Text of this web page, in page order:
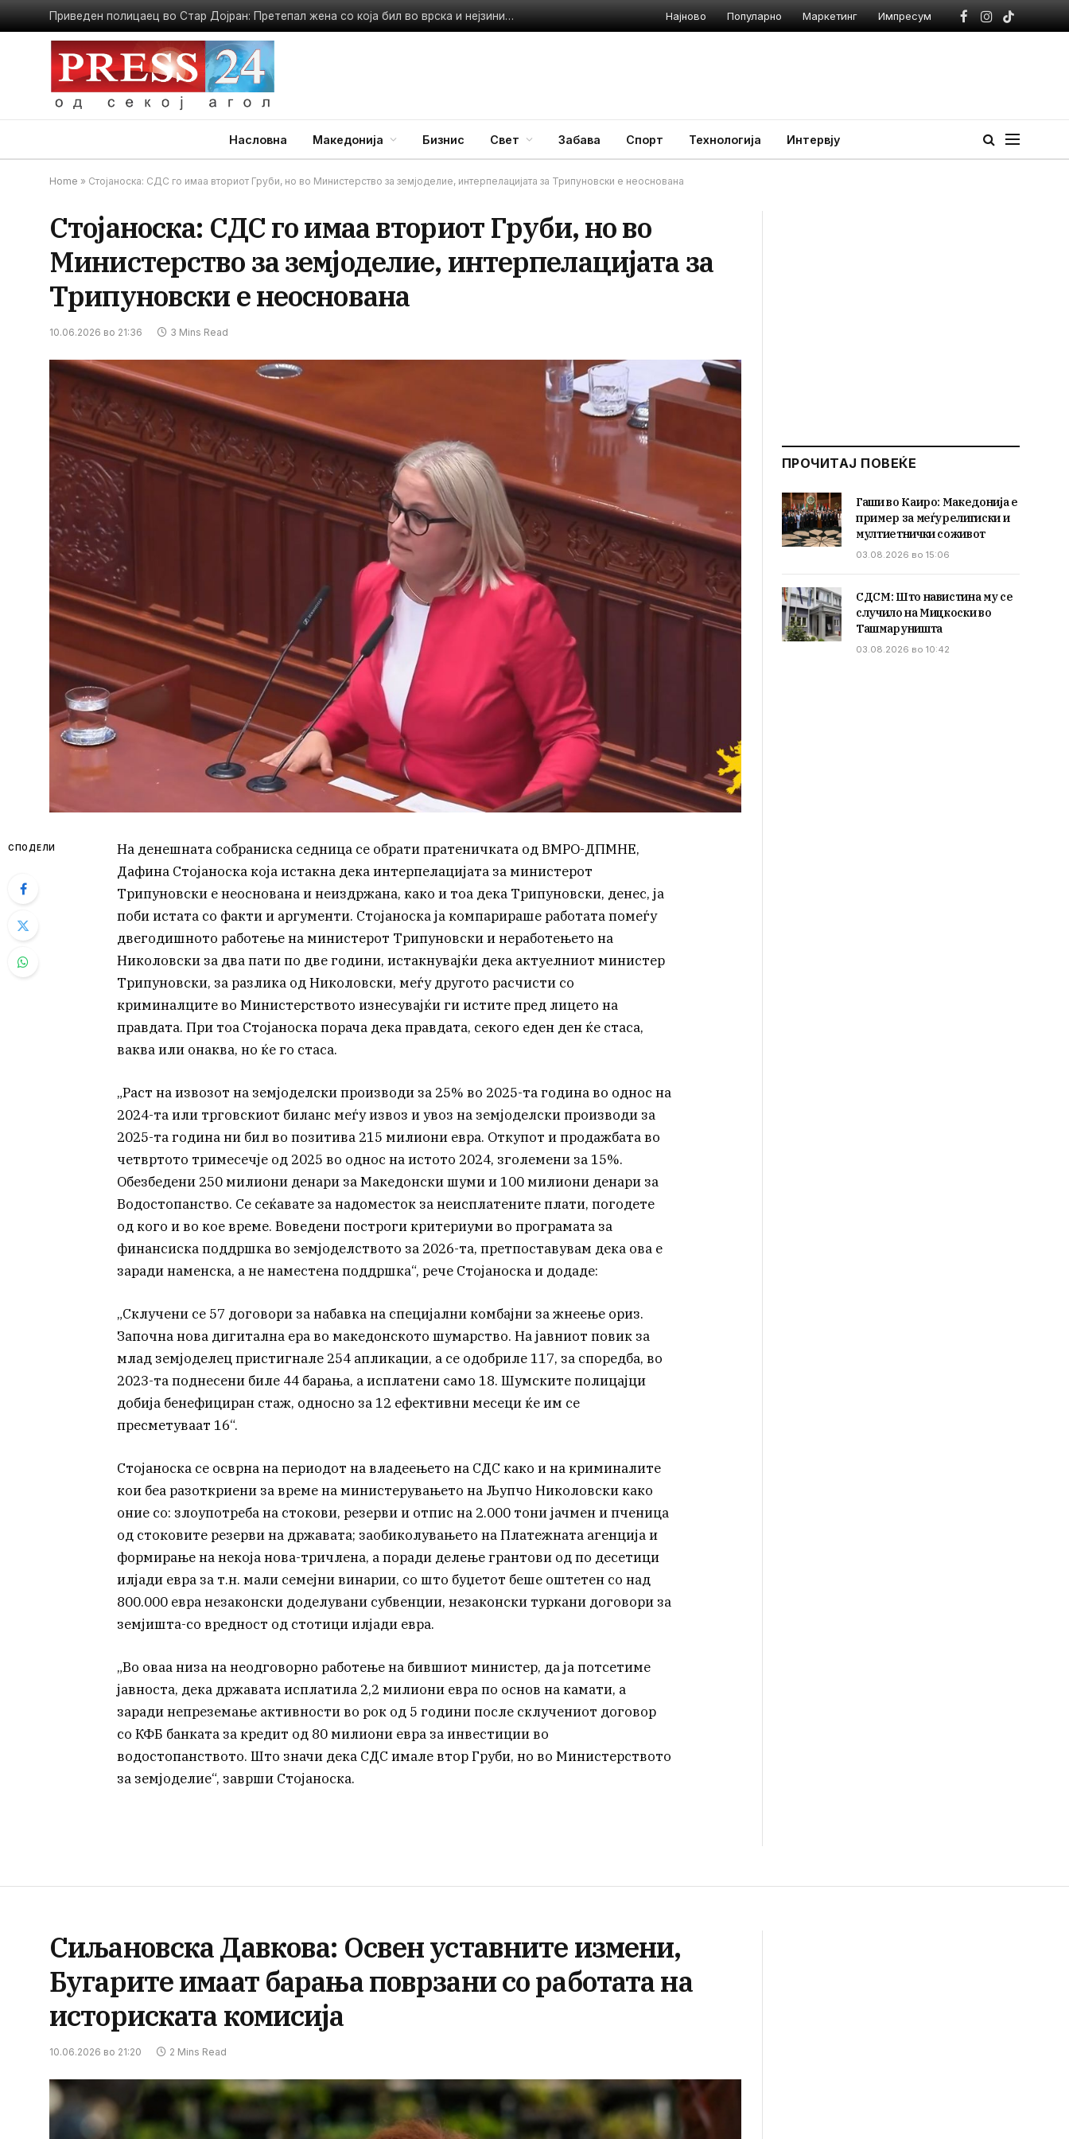
Приведен полицаец во Стар Дојран: Претепал жена со која бил во врска и нејзиниот малолетен син Најново Популарно Маркетинг Импресум
Facebook
Instagram
TikTok
Насловна Македонија Бизнис Свет Забава Спорт Технологија Интервју
Home » Стојаноска: СДС го имаа вториот Груби, но во Министерство за земјоделие, интерпелацијата за Трипуновски е неоснована
Стојаноска: СДС го имаа вториот Груби, но во
Министерство за земјоделие, интерпелацијата за
Трипуновски е неоснована
10.06.2026 во 21:36 3 Mins Read
СПОДЕЛИ
На денешната собраниска седница се обрати пратеничката од ВМРО-ДПМНЕ,
Дафина Стојаноска која истакна дека интерпелацијата за министерот
Трипуновски е неоснована и неиздржана, како и тоа дека Трипуновски, денес, ја
поби истата со факти и аргументи. Стојаноска ја компарираше работата помеѓу
двегодишното работење на министерот Трипуновски и неработењето на
Николовски за два пати по две години, истакнувајќи дека актуелниот министер
Трипуновски, за разлика од Николовски, меѓу другото расчисти со
криминалците во Министерството изнесувајќи ги истите пред лицето на
правдата. При тоа Стојаноска порача дека правдата, секого еден ден ќе стаса,
ваква или онаква, но ќе го стаса.
„Раст на извозот на земјоделски производи за 25% во 2025-та година во однос на
2024-та или трговскиот биланс меѓу извоз и увоз на земјоделски производи за
2025-та година ни бил во позитива 215 милиони евра. Откупот и продажбата во
четвртото тримесечје од 2025 во однос на истото 2024, зголемени за 15%.
Обезбедени 250 милиони денари за Македонски шуми и 100 милиони денари за
Водостопанство. Се сеќавате за надоместок за неисплатените плати, погодете
од кого и во кое време. Воведени построги критериуми во програмата за
финансиска поддршка во земјоделството за 2026-та, претпоставувам дека ова е
заради наменска, а не наместена поддршка“, рече Стојаноска и додаде:
„Склучени се 57 договори за набавка на специјални комбајни за жнеење ориз.
Започна нова дигитална ера во македонското шумарство. На јавниот повик за
млад земјоделец пристигнале 254 апликации, а се одобриле 117, за споредба, во
2023-та поднесени биле 44 барања, а исплатени само 18. Шумските полицајци
добија бенефициран стаж, односно за 12 ефективни месеци ќе им се
пресметуваат 16“.
Стојаноска се осврна на периодот на владеењето на СДС како и на криминалите
кои беа разоткриени за време на министерувањето на Љупчо Николовски како
оние со: злоупотреба на стокови, резерви и отпис на 2.000 тони јачмен и пченица
од стоковите резерви на државата; заобиколувањето на Платежната агенција и
формирање на некоја нова-тричлена, а поради делење грантови од по десетици
илјади евра за т.н. мали семејни винарии, со што буџетот беше оштетен со над
800.000 евра незаконски доделувани субвенции, незаконски туркани договори за
земјишта-со вредност од стотици илјади евра.
„Во оваа низа на неодговорно работење на бившиот министер, да ја потсетиме
јавноста, дека државата исплатила 2,2 милиони евра по основ на камати, а
заради непреземање активности во рок од 5 години после склучениот договор
со КФБ банката за кредит од 80 милиони евра за инвестиции во
водостопанството. Што значи дека СДС имале втор Груби, но во Министерството
за земјоделие“, заврши Стојаноска.
ПРОЧИТАЈ ПОВЕЌЕ
Гаши во Каиро: Македонија е
пример за меѓурелигиски и
мултиетнички соживот
03.08.2026 во 15:06
СДСМ: Што навистина му се
случило на Мицкоски во
Ташмаруништа
03.08.2026 во 10:42
Сиљановска Давкова: Освен уставните измени,
Бугарите имаат барања поврзани со работата на
историската комисија
10.06.2026 во 21:20 2 Mins Read